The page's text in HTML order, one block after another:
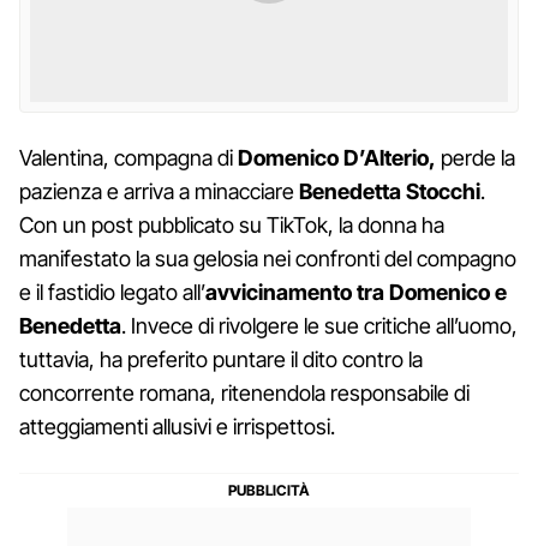
Valentina, compagna diDomenico D’Alterio, perde la
pazienza e arriva a minacciareBenedetta Stocchi.
Con un post pubblicato su TikTok, la donna ha
manifestato la sua gelosia nei confronti del compagno
e il fastidio legato all’avvicinamento tra Domenico e
Benedetta. Invece di rivolgere le sue critiche all’uomo,
tuttavia, ha preferito puntare il dito contro la
concorrente romana, ritenendola responsabile di
atteggiamenti allusivi e irrispettosi.